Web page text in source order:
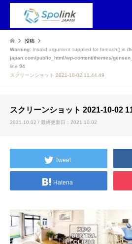
投稿
Warning: Invalid argument supplied for foreach() in /
japan.com/public_html/wp-content/themes/
line 94
スクリーンショット 2021-10-02 11.44.49
スクリーンショット 2021-10-02
2021.10.02 / 最終更新日：2021.10.02
Tweet
Hatena